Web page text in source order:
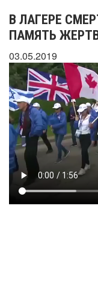
В ЛАГЕРЕ
ПАМЯТЬ
03.05.2019